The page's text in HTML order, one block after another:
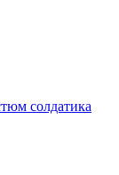
солдатика